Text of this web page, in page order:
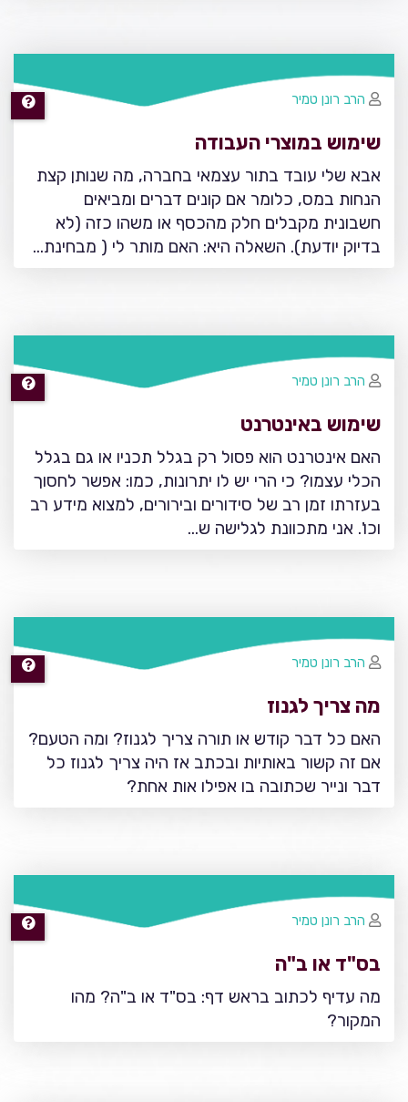
שימוש במוצרי העבודה
אבא שלי עובד בתור עצמאי בחברה, מה שנותן קצת
הנחות במס, כלומר אם קונים דברים ומביאים
חשבונית מקבלים חלק מהכסף או משהו כזה (לא
בדיוק יודעת). השאלה היא: האם מותר לי ( מבחינת…
הרב רונן טמיר
שימוש באינטרנט
האם אינטרנט הוא פסול רק בגלל תכניו או גם בגלל
הכלי עצמו? כי הרי יש לו יתרונות, כמו: אפשר לחסוך
בעזרתו זמן רב של סידורים ובירורים, למצוא מידע רב
וכו'. אני מתכוונת לגלישה ש…
הרב רונן טמיר
מה צריך לגנוז
האם כל דבר קודש או תורה צריך לגנוז? ומה הטעם?
אם זה קשור באותיות ובכתב אז היה צריך לגנוז כל
דבר ונייר שכתובה בו אפילו אות אחת?
הרב רונן טמיר
בס"ד או ב"ה
מה עדיף לכתוב בראש דף: בס"ד או ב"ה? מהו
המקור?
הרב רונן טמיר